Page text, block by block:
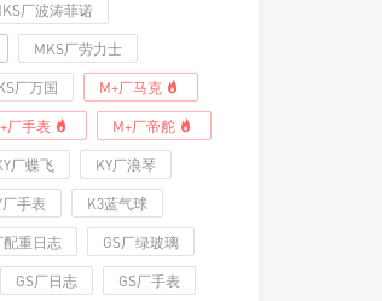
厂波涛菲诺
MKS厂劳力士
厂万国 M+厂马克
厂手表 M+厂帝舵
厂蝶飞 KY厂浪琴
厂手表 K3蓝气球
配重日志 GS厂绿玻璃
GS厂日志 GS厂手表